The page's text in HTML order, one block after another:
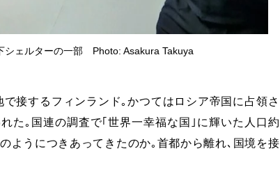
シェルターの一部 Photo: Asakura Takuya
接するフィンランド｡かつてはロシア帝国に占領さ
た｡国連の調査で｢世界一幸福な国｣に輝いた人口約
ようにつきあってきたのか｡首都から離れ､国境を接